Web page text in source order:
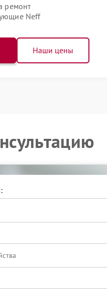
ремонт
Neff
Наши цены